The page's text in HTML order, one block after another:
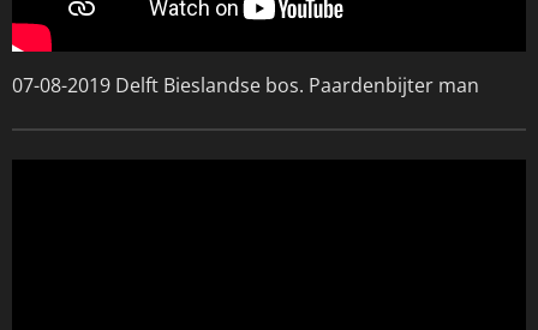
07-08-2019 Delft Bieslandse bos. Paardenbijter man